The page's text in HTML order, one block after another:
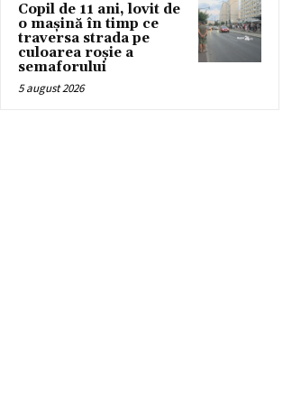
Copil de 11 ani, lovit de
o mașină în timp ce
traversa strada pe
culoarea roșie a
semaforului
5 august 2026